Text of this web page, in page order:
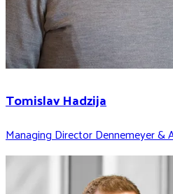
Tomislav Hadzija
Managing Director Dennemeyer &